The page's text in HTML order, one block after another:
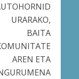
URARAKO,
BAITA
AREN ETA